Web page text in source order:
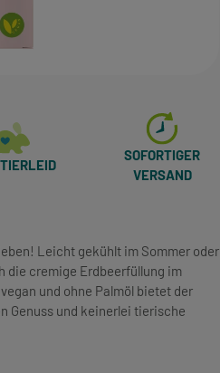
SOFORTIGER
VERSAND
Leicht gekühlt im Sommer oder
die cremige Erdbeerfüllung im
und ohne Palmöl bietet der
Genuss und keinerlei tierische